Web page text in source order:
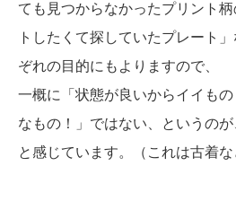
ても見つからなかったプリント
トしたくて探していたプレート
ぞれの目的にもよりますので、
一概に「状態が良いからイイも
なもの！」ではない、というの
と感じています。（これは古着な